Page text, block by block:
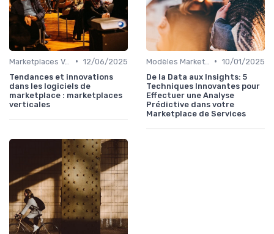
Marketplaces Verticales • 12/06/2025
Tendances et innovations
dans les logiciels de
marketplace : marketplaces
verticales
• 10/01/2025
De la Data aux Insights: 5
Techniques Innovantes pour
Effectuer une Analyse
Prédictive dans votre
Marketplace de Services